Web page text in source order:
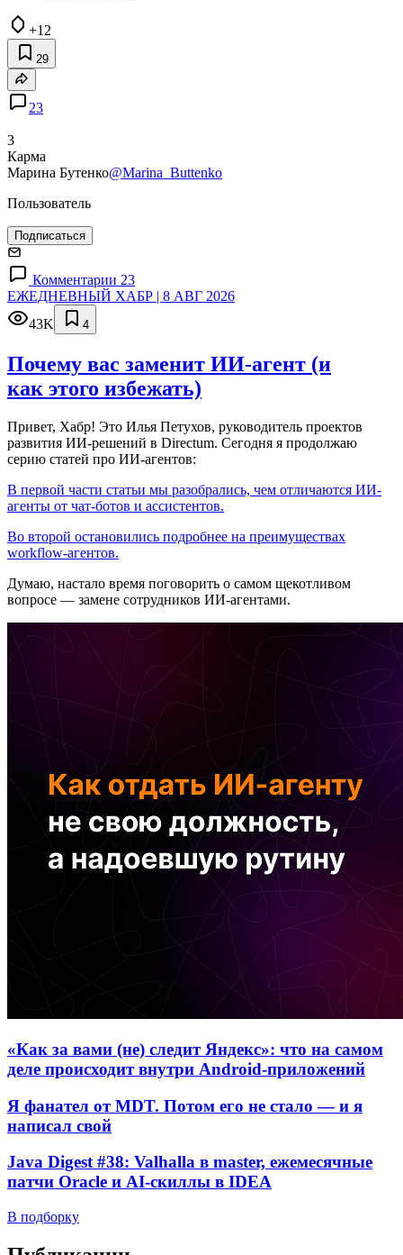
+12
29
23
3
Карма
Марина Бутенко@Marina_Buttenko
Пользователь
Подписаться
Комментарии 23
ЕЖЕДНЕВНЫЙ ХАБР | 8 АВГ 2026
43K
4
Почему вас заменит ИИ‑агент (и
как этого избежать)
Привет, Хабр! Это Илья Петухов, руководитель проектов
развития ИИ-решений в Directum. Сегодня я продолжаю
серию статей про ИИ-агентов:
В первой части статьи мы разобрались, чем отличаются ИИ-
агенты от чат-ботов и ассистентов.
Во второй остановились подробнее на преимуществах
workflow-агентов.
Думаю, настало время поговорить о самом щекотливом
вопросе — замене сотрудников ИИ-агентами.
«Как за вами (не) следит Яндекс»: что на самом
деле происходит внутри Android-приложений
Я фанател от MDT. Потом его не стало — и я
написал свой
Java Digest #38: Valhalla в master, ежемесячные
патчи Oracle и AI-скиллы в IDEA
В подборку